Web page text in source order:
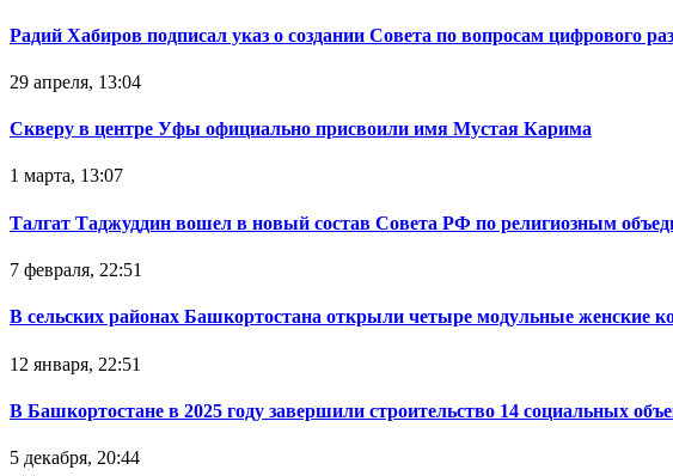
Радий Хабиров подписал указ о создании Совета по вопросам цифрового
29 апреля, 13:04
Скверу в центре Уфы официально присвоили имя Мустая Карима
1 марта, 13:07
Талгат Таджуддин вошел в новый состав Совета РФ по религиозным
7 февраля, 22:51
В сельских районах Башкортостана открыли четыре модульные женские
12 января, 22:51
В Башкортостане в 2025 году завершили строительство 14 социальных
5 декабря, 20:44